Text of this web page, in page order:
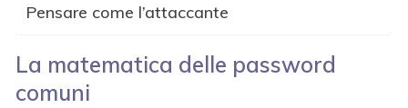
Pensare come l’attaccante
La matematica delle password
comuni